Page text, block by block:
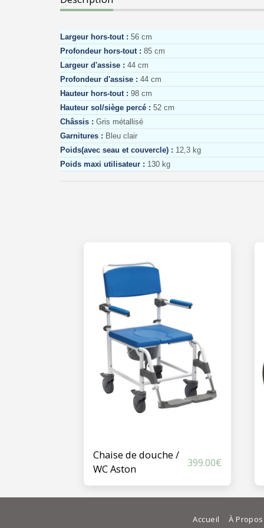
Largeur hors-tout : 56 cm
Profondeur hors-tout : 85 cm
Largeur d'assise : 44 cm
Profondeur d'assise : 44 cm
Hauteur hors-tout : 98 cm
Hauteur sol/siège percé : 52 cm
Châssis : Gris métallisé
Garnitures : Bleu clair
Poids(avec seau et couvercle) : 12,3 kg
Poids maxi utilisateur : 130 kg
Chaise de douche /
WC Aston
399.00€
Accueil À Propos